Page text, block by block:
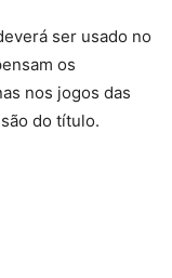
ser usado no
os
nos jogos das
do título.